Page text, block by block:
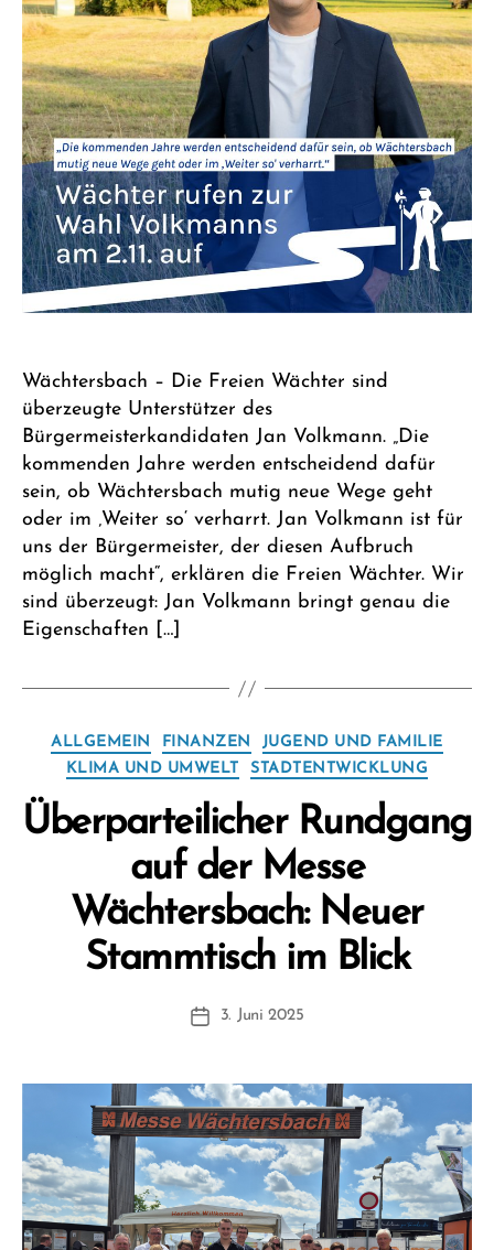
Wächtersbach – Die Freien Wächter sind
überzeugte Unterstützer des
Bürgermeisterkandidaten Jan Volkmann. „Die
kommenden Jahre werden entscheidend dafür
sein, ob Wächtersbach mutig neue Wege geht
oder im ‚Weiter so‘ verharrt. Jan Volkmann ist für
uns der Bürgermeister, der diesen Aufbruch
möglich macht“, erklären die Freien Wächter. Wir
sind überzeugt: Jan Volkmann bringt genau die
Eigenschaften […]
Kategorien
ALLGEMEIN FINANZEN
JUGEND UND FAMILIE
KLIMA UND UMWELT
STADTENTWICKLUNG
Überparteilicher Rundgang
auf der Messe
Wächtersbach: Neuer
Stammtisch im Blick
Beitragsautor
V
o
F
Beitragsdatum
3. Juni 2025